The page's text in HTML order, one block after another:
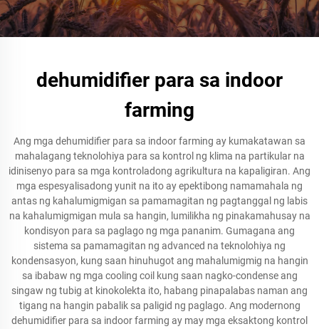
dehumidifier para sa indoor
farming
Ang mga dehumidifier para sa indoor farming ay kumakatawan sa
mahalagang teknolohiya para sa kontrol ng klima na partikular na
idinisenyo para sa mga kontroladong agrikultura na kapaligiran. Ang
mga espesyalisadong yunit na ito ay epektibong namamahala ng
antas ng kahalumigmigan sa pamamagitan ng pagtanggal ng labis
na kahalumigmigan mula sa hangin, lumilikha ng pinakamahusay na
kondisyon para sa paglago ng mga pananim. Gumagana ang
sistema sa pamamagitan ng advanced na teknolohiya ng
kondensasyon, kung saan hinuhugot ang mahalumigmig na hangin
sa ibabaw ng mga cooling coil kung saan nagko-condense ang
singaw ng tubig at kinokolekta ito, habang pinapalabas naman ang
tigang na hangin pabalik sa paligid ng paglago. Ang modernong
dehumidifier para sa indoor farming ay may mga eksaktong kontrol